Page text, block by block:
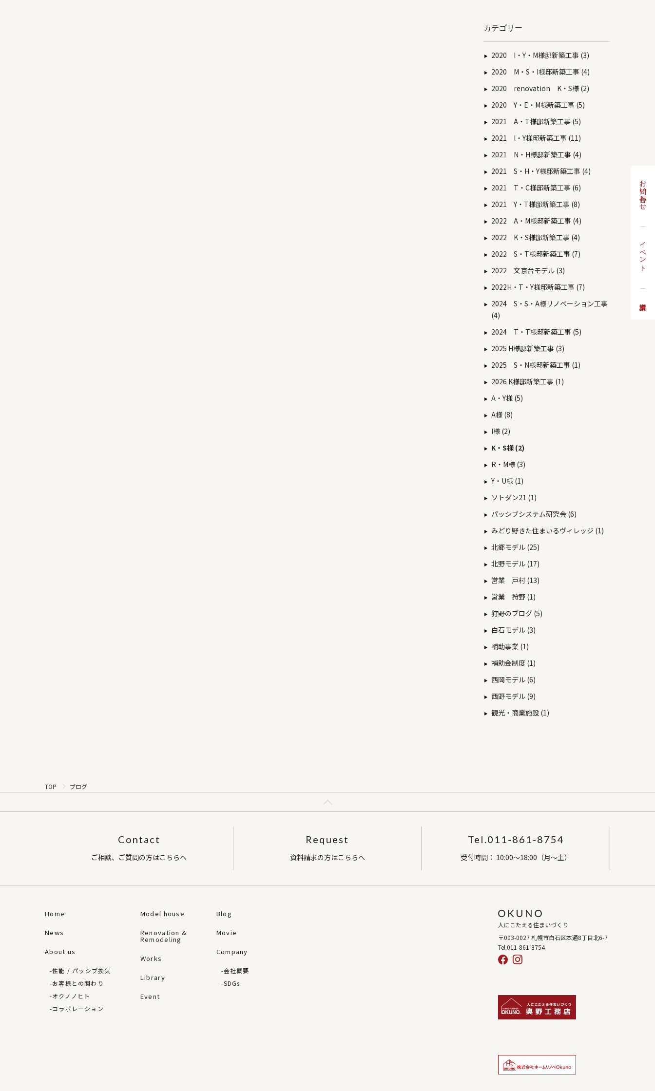
カテゴリー
2020 I・Y・M様邸新築工事 (3)
2020 M・S・I様邸新築工事 (4)
2020 renovation K・S様 (2)
2020 Y・E・M様新築工事 (5)
2021 A・T様邸新築工事 (5)
2021 I・Y様邸新築工事 (11)
2021 N・H様邸新築工事 (4)
2021 S・H・Y様邸新築工事 (4)
2021 T・C様邸新築工事 (6)
2021 Y・T様邸新築工事 (8)
2022 A・M様邸新築工事 (4)
2022 K・S様邸新築工事 (4)
2022 S・T様邸新築工事 (7)
2022 文京台モデル (3)
2022H・T・Y様邸新築工事 (7)
2024 S・S・A様リノベーション工事
(4)
2024 T・T様邸新築工事 (5)
2025 H様邸新築工事 (3)
2025 S・N様邸新築工事 (1)
2026 K様邸新築工事 (1)
A・Y様 (5)
A様 (8)
I様 (2)
K・S様 (2)
R・M様 (3)
Y・U様 (1)
ソトダン21 (1)
パッシブシステム研究会 (6)
みどり野きた住まいるヴィレッジ (1)
北郷モデル (25)
北野モデル (17)
営業 戸村 (13)
営業 狩野 (1)
狩野のブログ (5)
白石モデル (3)
補助事業 (1)
補助金制度 (1)
西岡モデル (6)
西野モデル (9)
観光・商業施設 (1)
TOP ブログ
Contact
ご相談、ご質問の方はこちらへ
Request
資料請求の方はこちらへ
Tel.011-861-8754
受付時間： 10:00～18:00（月～土）
人にこたえる住まいづくり
〒003-0027 札幌市白石区本通8丁目北6-7
Tel.011-861-8754
Home
News
About us
性能 / パッシブ換気
お客様との関わり
オクノノヒト
コラボレーション
Model house
Renovation &
Remodeling
Works
Library
Event
Blog
Movie
Company
会社概要
SDGs
お問い合わせ
イベント